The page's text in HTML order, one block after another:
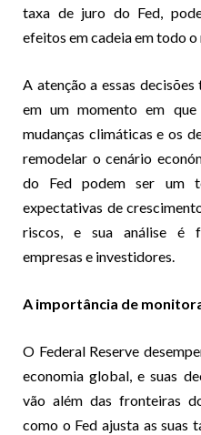
taxa de juro do Fed,
efeitos em cadeia em todo o
A atenção a essas
em um momento em
mudanças climáticas e os
remodelar o cenário
do Fed podem ser um
expectativas de
riscos, e sua análise é
empresas e investidores.
A importância de
O Federal Reserve
economia global, e suas
vão além das fronteiras
como o Fed ajusta as suas